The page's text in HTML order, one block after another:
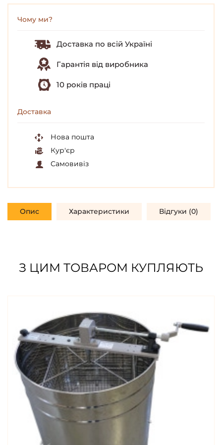
Чому ми?
Доставка по всій Україні
Гарантія від виробника
10 років праці
Доставка
Нова пошта
Кур'єр
Самовивіз
Опис Характеристики Відгуки (0)
З ЦИМ ТОВАРОМ КУПЛЯЮТЬ